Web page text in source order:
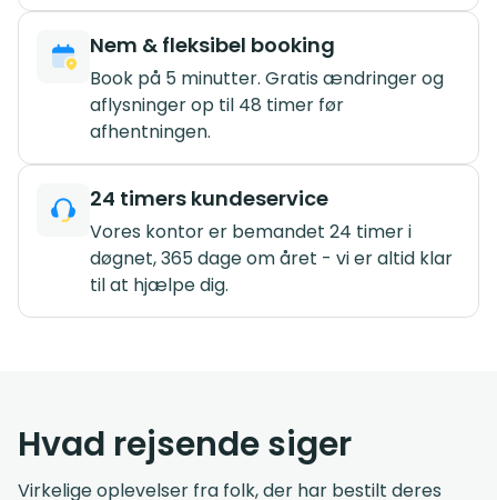
Nem & fleksibel booking
Book på 5 minutter. Gratis ændringer og
aflysninger op til 48 timer før
afhentningen.
24 timers kundeservice
Vores kontor er bemandet 24 timer i
døgnet, 365 dage om året - vi er altid klar
til at hjælpe dig.
Hvad rejsende siger
Virkelige oplevelser fra folk, der har bestilt deres